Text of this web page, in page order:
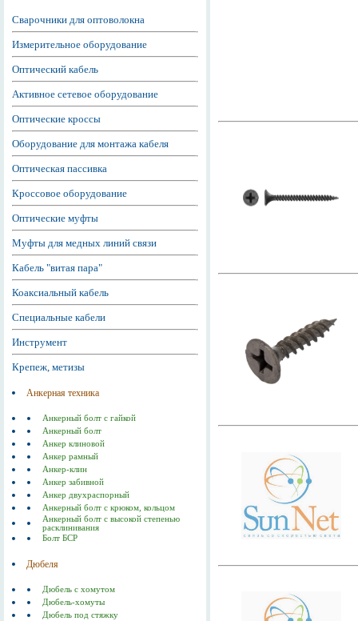
Сварочники для оптоволокна
Измерительное оборудование
Оптический кабель
Активное сетевое оборудование
Оптические кроссы
Оборудование для монтажа кабеля
Оптическая пассивка
Кроссовое оборудование
Оптические муфты
Муфты для медных линий связи
Кабель "витая пара"
Коаксиальный кабель
Специальные кабели
Инструмент
Крепеж, метизы
Анкерная техника
Анкерный болт с гайкой
Анкерный болт
Анкер клиновой
Анкер рамный
Анкер-клин
Анкер забивной
Анкер двухраспорный
Анкерный болт с крюком, кольцом
Анкерный болт с высокой степенью
расклинивания
Болт БСР
Дюбеля
Дюбель с хомутом
Дюбель-хомуты
Дюбель под стяжку